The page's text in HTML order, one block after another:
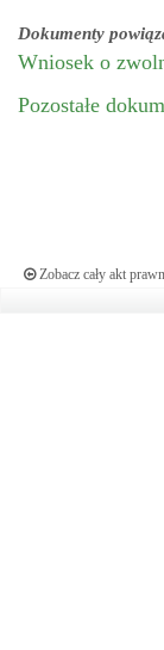
Dokumenty
Wniosek o
Pozostałe
Zobacz cały akt